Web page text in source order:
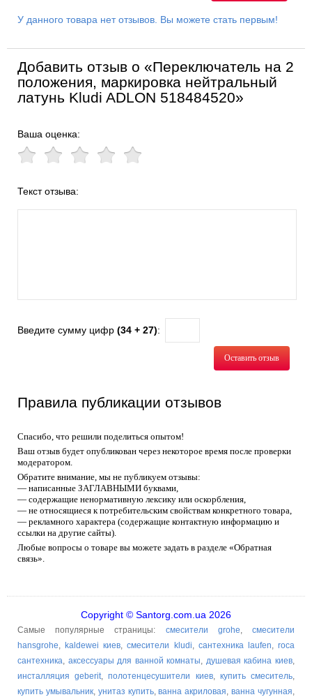
У данного товара нет отзывов. Вы можете стать первым!
Добавить отзыв о «Переключатель на 2
положения, маркировка нейтральный
латунь Kludi ADLON 518484520»
Ваша оценка:
Текст отзыва:
Введите сумму цифр (34 + 27):
Оставить отзыв
Правила публикации отзывов
Спасибо, что решили поделиться опытом!
Ваш отзыв будет опубликован через некоторое время после проверки
модератором.
Обратите внимание, мы не публикуем отзывы:
— написанные ЗАГЛАВНЫМИ буквами,
— содержащие ненормативную лексику или оскорбления,
— не относящиеся к потребительским свойствам конкретного товара,
— рекламного характера (содержащие контактную информацию и
ссылки на другие сайты).
Любые вопросы о товаре вы можете задать в разделе «Обратная
связь».
Copyright © Santorg.com.ua 2026
Самые популярные страницы: смесители grohe,смесители
hansgrohe, kaldewei киев,смесители kludi, сантехника laufen,roca
сантехника, аксессуары для ванной комнаты, душевая кабина киев,
инсталляция geberit,полотенцесушители киев, купить смеситель,
купить умывальник, унитаз купить,ванна акриловая,ванна чугунная,